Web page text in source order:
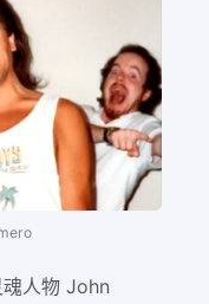
人物 John